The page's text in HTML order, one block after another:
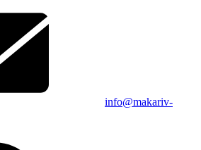
info@makariv-